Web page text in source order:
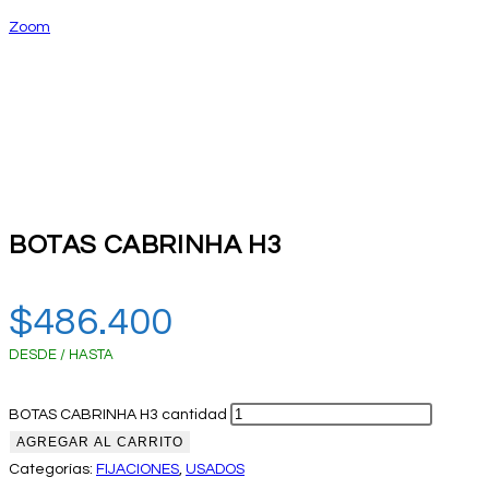
Zoom
BOTAS CABRINHA H3
$486.400
DESDE / HASTA
BOTAS CABRINHA H3 cantidad
AGREGAR AL CARRITO
Categorías: FIJACIONES, USADOS